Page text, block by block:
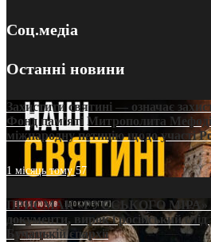
Соц.медіа
Останні новини
Захистити святині — означає
Фонд пам’яті Митрополита
міжнародну петицію щодо участі
1 місяць тому57
ПРИСМАК «РУССЬКОГО МІРА» в
документи, вирок і російський
Бучацькій єпархії